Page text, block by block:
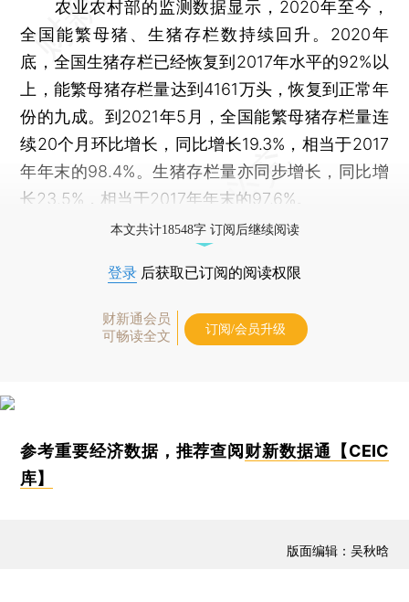
农业农村部的监测数据显示，2020年至今，
全国能繁母猪、生猪存栏数持续回升。2020年
底，全国生猪存栏已经恢复到2017年水平的92%以
上，能繁母猪存栏量达到4161万头，恢复到正常年
份的九成。到2021年5月，全国能繁母猪存栏量连
续20个月环比增长，同比增长19.3%，相当于2017
年年末的98.4%。生猪存栏量亦同步增长，同比增
长23.5%，相当于2017年年末的97.6%。
本文共计18548字 订阅后继续阅读
登录 后获取已订阅的阅读权限
财新通会员
可畅读全文
订阅/会员升级
参考重要经济数据，推荐查阅 财新数据通【CEIC
库】
版面编辑：吴秋晗